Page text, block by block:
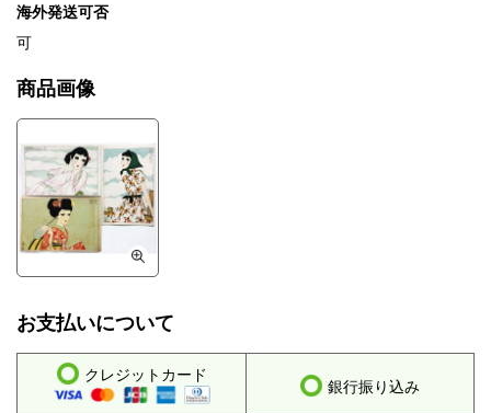
海外発送可否
可
商品画像
お支払いについて
クレジットカード
銀行振り込み